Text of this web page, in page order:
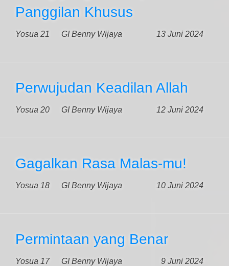
Panggilan Khusus
Yosua 21 13 Juni 2024
GI Benny Wijaya
Perwujudan Keadilan Allah
Yosua 20 12 Juni 2024
GI Benny Wijaya
Gagalkan Rasa Malas-mu!
Yosua 18 10 Juni 2024
GI Benny Wijaya
Permintaan yang Benar
Yosua 17 9 Juni 2024
GI Benny Wijaya